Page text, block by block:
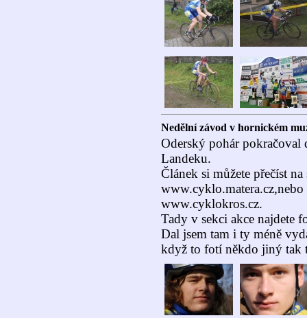
Nedělní závod v hornickém
Oderský pohár pokračoval
Landeku.
Článek si můžete přečíst na
www.cyklokros.cz.
Tady v sekci akce najdete
Dal jsem tam i ty méně
když to fotí někdo jiný tak